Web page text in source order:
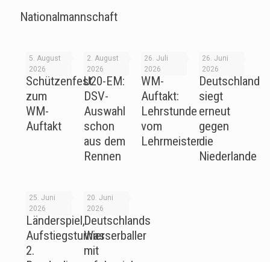
Nationalmannschaft
5. August
2026
Schützenfest
zum
WM-
Auftakt
2. August
2026
U20-EM:
DSV-
Auswahl
schon
aus dem
Rennen
26. Juli
2026
WM-
Auftakt:
Lehrstunde
vom
Lehrmeister
26. Juni
2026
Deutschland
siegt
erneut
gegen
die
Niederlande
25. Juni
2026
Länderspiel,
Aufstiegsturnier
2.
20. Juni
2026
Deutschlands
Wasserballer
mit